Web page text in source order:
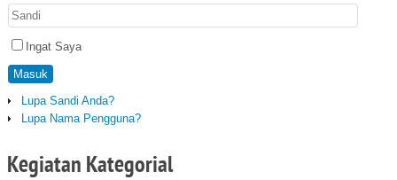
Ingat Saya
Masuk
Lupa Sandi Anda?
Lupa Nama Pengguna?
Kegiatan Kategorial